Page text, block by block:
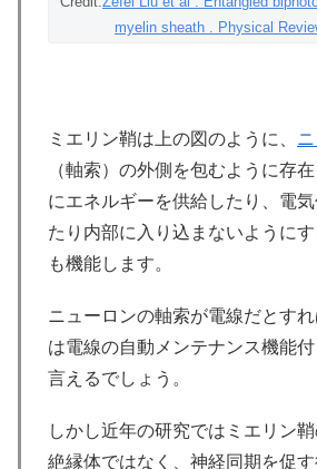
myelin sheath . Physical
ミエリン鞘は上の図のように、
（軸索）の外側を包むように存
にエネルギーを供給したり、電
たり内部に入り込まないように
も機能します。
ニューロンの軸索が電線だとす
は電線の自動メンテナンス機能
言えるでしょう。
しかし近年の研究ではミエリン
絶縁体ではなく、神経同期を促